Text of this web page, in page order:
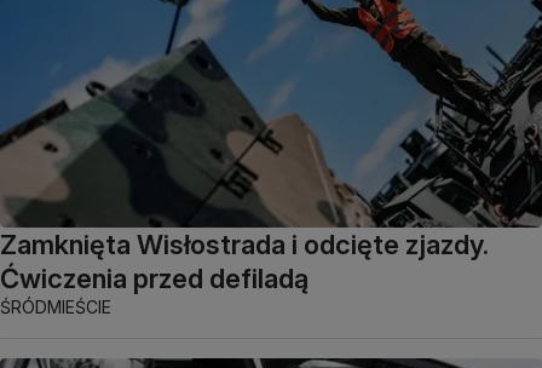
Zamknięta Wisłostrada i odcięte zjazdy.
Ćwiczenia przed defiladą
ŚRÓDMIEŚCIE